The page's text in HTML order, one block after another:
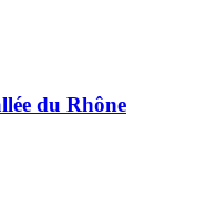
du Rhône